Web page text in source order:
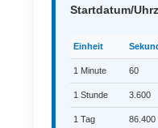
Startdatum/
Einheit
1 Minute 60
1 Stunde 3.600
1 Tag 86.400